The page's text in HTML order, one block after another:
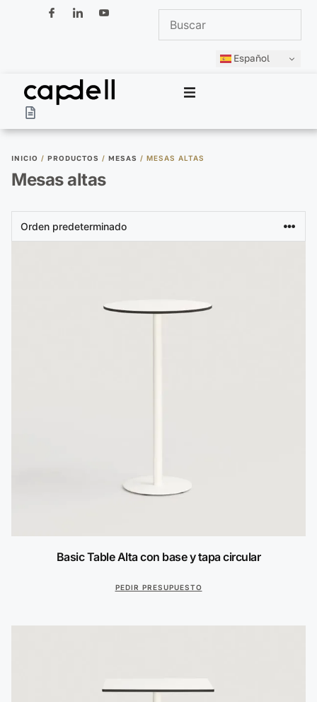
Español
Productos
INICIO / PRODUCTOS / MESAS / MESAS ALTAS
Mesas altas
Basic Table Alta con base y tapa circular
PEDIR PRESUPUESTO